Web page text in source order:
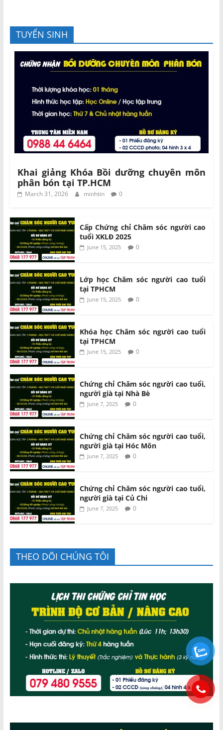
TUYỂN SINH
Khai giảng Khóa Bồi dưỡng chuyên môn
phân bón tại TP.HCM
March 31, 2026 minhtin 0
Cấp Chứng chỉ Chăm sóc người cao
tuổi XKLĐ 2025
June 15, 2025 0
Lớp học Chăm sóc người cao tuổi
tại TPHCM
June 15, 2025 0
Khóa học Chăm sóc người cao tuổi
tại TPHCM
June 15, 2025 0
Chứng chỉ Chăm sóc người cao tuổi,
người già tại Nhà Bè
June 7, 2025 0
Chứng chỉ Chăm sóc người cao tuổi,
người già tại Hóc Môn
June 7, 2025 0
Chứng chỉ Chăm sóc người cao tuổi,
người già tại Củ Chi
June 7, 2025 0
THEO DÕI CHÚNG TÔI